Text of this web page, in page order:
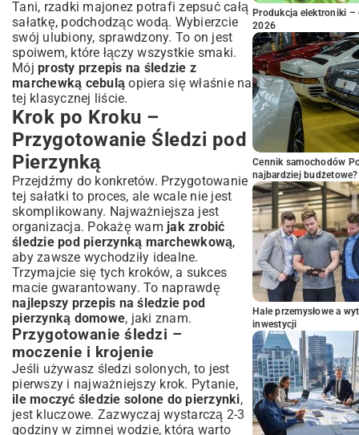
Tani, rzadki majonez potrafi zepsuć całą
sałatkę, podchodząc wodą. Wybierzcie
swój ulubiony, sprawdzony. To on jest
spoiwem, które łączy wszystkie smaki.
Mój prosty przepis na śledzie z
marchewką cebulą opiera się właśnie na
tej klasycznej liście.
Krok po Kroku –
Przygotowanie Śledzi pod
Pierzynką
Przejdźmy do konkretów. Przygotowanie
tej sałatki to proces, ale wcale nie jest
skomplikowany. Najważniejsza jest
organizacja. Pokażę wam jak zrobić
śledzie pod pierzynką marchewkową,
aby zawsze wychodziły idealne.
Trzymajcie się tych kroków, a sukces
macie gwarantowany. To naprawdę
najlepszy przepis na śledzie pod
pierzynką domowe, jaki znam.
Przygotowanie śledzi –
moczenie i krojenie
Jeśli używasz śledzi solonych, to jest
pierwszy i najważniejszy krok. Pytanie,
ile moczyć śledzie solone do pierzynki,
jest kluczowe. Zazwyczaj wystarczą 2-3
godziny w zimnej wodzie, którą warto
Produkcja elektroniki –
2026
Cennik samochodów
najbardziej budżetowe?
Hale przemysłowe a
inwestycji